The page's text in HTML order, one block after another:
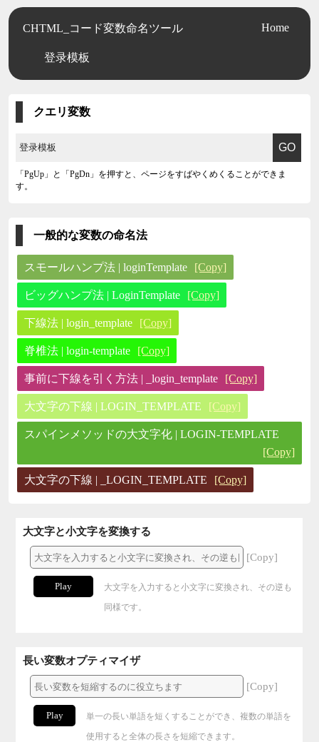
CHTML_コード変数命名ツール
登录模板
Home
クエリ変数
「PgUp」と「PgDn」を押すと、ページをすばやくめくることができま
す。
一般的な変数の命名法
スモールハンプ法 | loginTemplate [Copy]
ビッグハンプ法 | LoginTemplate [Copy]
下線法 | login_template [Copy]
脊椎法 | login-template [Copy]
事前に下線を引く方法 | _login_template [Copy]
大文字の下線 | LOGIN_TEMPLATE [Copy]
スパインメソッドの大文字化 | LOGIN-TEMPLATE
[Copy]
大文字の下線 | _LOGIN_TEMPLATE [Copy]
大文字と小文字を変換する
[Copy]
Play
大文字を入力すると小文字に変換され、その逆も
同様です。
長い変数オプティマイザ
[Copy]
Play
単一の長い単語を短くすることができ、複数の単語を
使用すると全体の長さを短縮できます。